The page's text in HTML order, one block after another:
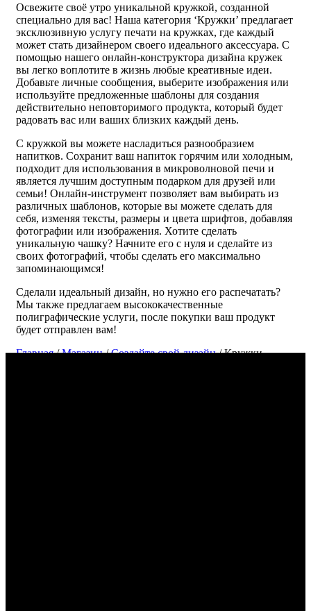
Освежите своё утро уникальной кружкой, созданной
специально для вас! Наша категория ‘Кружки’ предлагает
эксклюзивную услугу печати на кружках, где каждый
может стать дизайнером своего идеального аксессуара. С
помощью нашего онлайн-конструктора дизайна кружек
вы легко воплотите в жизнь любые креативные идеи.
Добавьте личные сообщения, выберите изображения или
используйте предложенные шаблоны для создания
действительно неповторимого продукта, который будет
радовать вас или ваших близких каждый день.
С кружкой вы можете насладиться разнообразием
напитков. Сохранит ваш напиток горячим или холодным,
подходит для использования в микроволновой печи и
является лучшим доступным подарком для друзей или
семьи! Онлайн-инструмент позволяет вам выбирать из
различных шаблонов, которые вы можете сделать для
себя, изменяя тексты, размеры и цвета шрифтов, добавляя
фотографии или изображения. Хотите сделать
уникальную чашку? Начните его с нуля и сделайте из
своих фотографий, чтобы сделать его максимально
запоминающимся!
Сделали идеальный дизайн, но нужно его распечатать?
Мы также предлагаем высококачественные
полиграфические услуги, после покупки ваш продукт
будет отправлен вам!
Главная/Магазин/Создайте свой дизайн/ Кружки